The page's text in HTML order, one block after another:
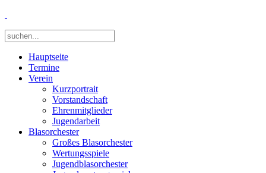
Hauptseite
Termine
Verein
Kurzportrait
Vorstandschaft
Ehrenmitglieder
Jugendarbeit
Blasorchester
Großes Blasorchester
Wertungsspiele
Jugendblasorchester